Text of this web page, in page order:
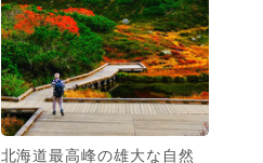
北海道最高峰の雄大な自然